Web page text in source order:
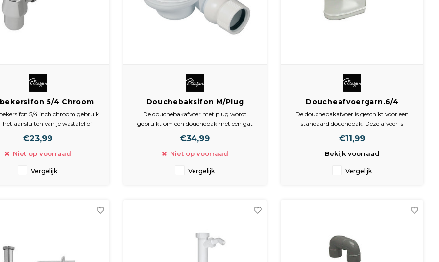
5/4 Chroom
Plieger
5/4 inch chroom gebruik
het aansluiten van je wastafel of
van een 32 mm muurbuis en
rozet.
€23,99
Niet op voorraad
Vergelijk
Douchebaksifon M/Plug
52mm Chr Plieger
De douchebakafvoer met plug wordt
gebruikt om een douchebak met een gat
afmeting naar de afvoer is 40 mm.
Met chromen niet afsluitbare sierdeksel.
€34,99
Niet op voorraad
Vergelijk
Doucheafvoergarn.6/4
Plieger
De douchebakafvoer is geschikt voor een
standaard douchebak. Deze afvoer is
klemaansluiting.
€11,99
Bekijk voorraad
Vergelijk